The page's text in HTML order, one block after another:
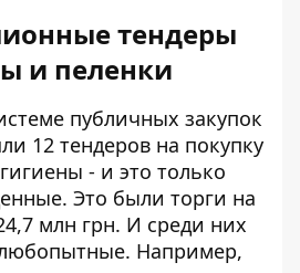
тендеры
и пеленки
публичных закупок
12 тендеров на покупку
- и это только
Это были торги на
млн грн. И среди них
Например,